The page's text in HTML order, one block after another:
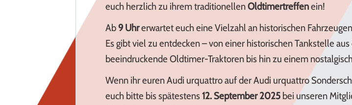
euch herzlich zu ihrem traditionellenOldtimertreffenein!
Ab9 Uhrerwartet euch eine Vielzahl an historischen
Es gibt viel zu entdecken – von einer historischen Tankstelle aus
beeindruckende Oldtimer-Traktoren bis hin zu einem
Wenn ihr euren Audi urquattro auf der Audi urquattro
euch bitte bis spätestens12. September 2025 bei unseren